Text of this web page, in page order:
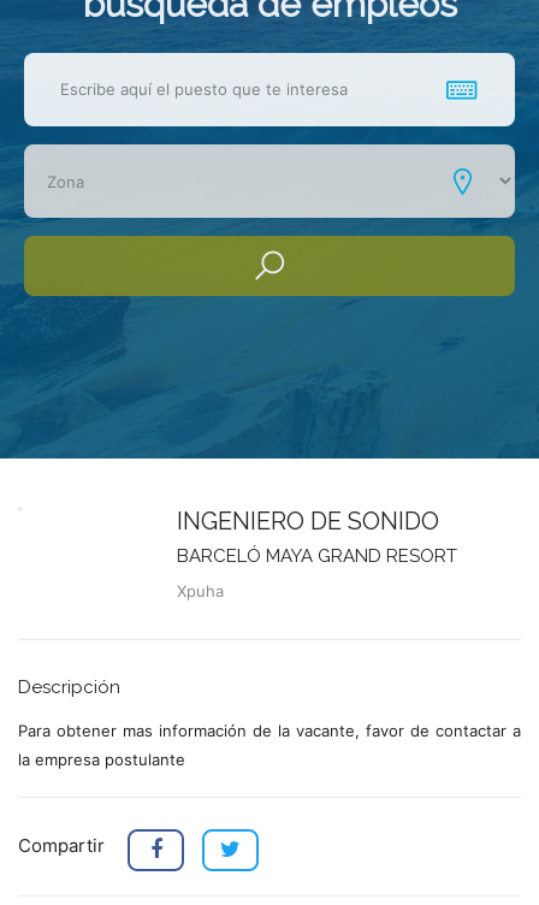
INGENIERO DE SONIDO
BARCELÓ MAYA GRAND RESORT
Xpuha
Descripción
Para obtener mas información de la vacante, favor de contactar a
la empresa postulante
Compartir